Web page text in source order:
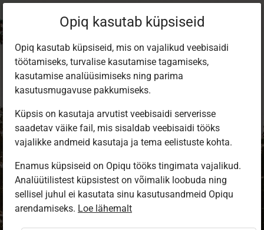
Sisene Opiqusse
Vali, kuidas end tuvastada
Opiq kasutab küpsiseid
Opiq kasutab küpsiseid, mis on vajalikud veebisaidi
töötamiseks, turvalise kasutamise tagamiseks,
kasutamise analüüsimiseks ning parima
kasutusmugavuse pakkumiseks.
Küpsis on kasutaja arvutist veebisaidi serverisse
saadetav väike fail, mis sisaldab veebisaidi tööks
vajalikke andmeid kasutaja ja tema eelistuste kohta.
Enamus küpsiseid on Opiqu tööks tingimata vajalikud.
Analüütilistest küpsistest on võimalik loobuda ning
sellisel juhul ei kasutata sinu kasutusandmeid Opiqu
arendamiseks. Loe lähemalt